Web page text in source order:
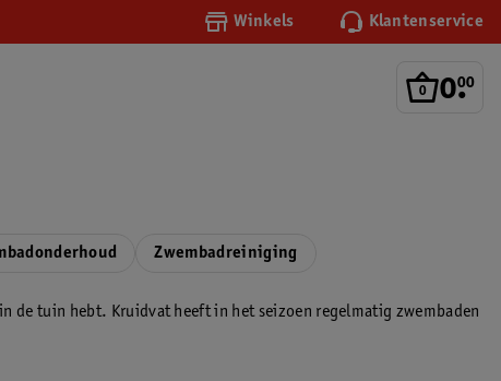
Winkels Klantenservice
0.
00
Zwembadreiniging
de tuin hebt. Kruidvat heeft in het seizoen regelmatig zwembaden